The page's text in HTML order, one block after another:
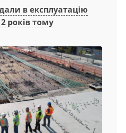
в експлуатацію
років тому